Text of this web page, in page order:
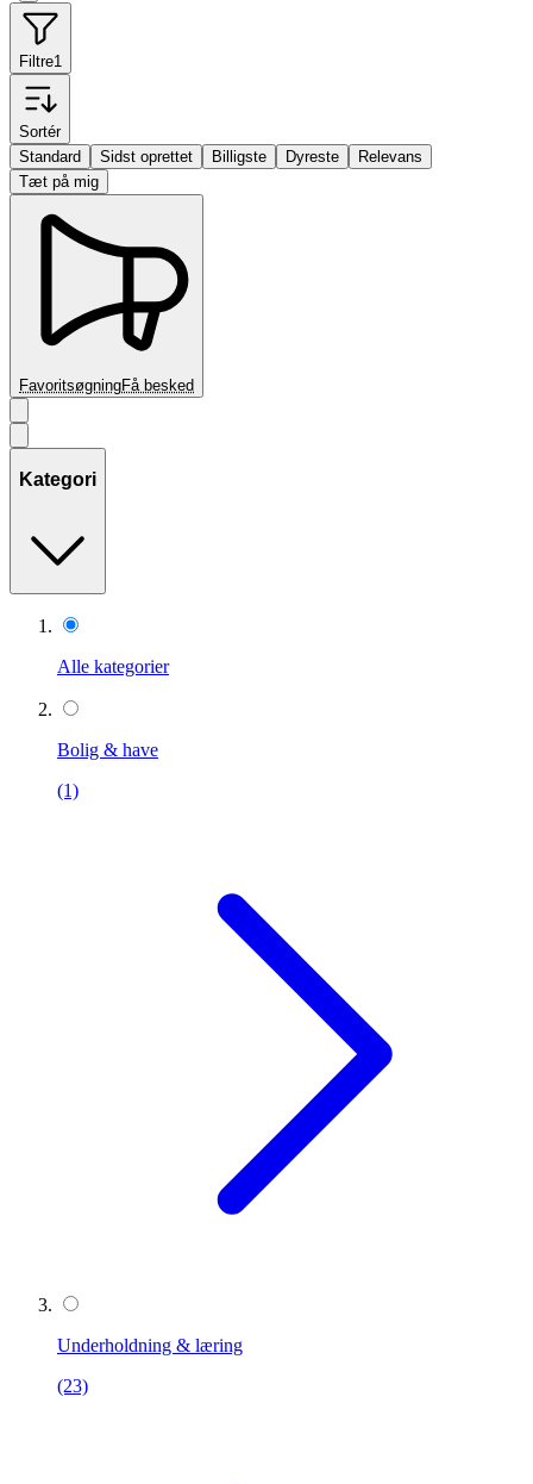
Filtre1
Sortér
Standard
Sidst oprettet Billigste Dyreste
Relevans
Tæt på mig
FavoritsøgningFå besked
Kategori
Alle kategorier
Bolig & have
(1)
Underholdning & læring
(23)